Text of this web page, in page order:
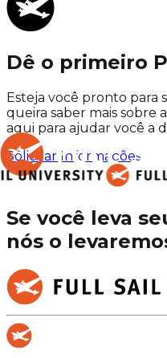
Dê o primeiro
Esteja você pronto para
queira saber mais sobre a
aqui para ajudar você a
Solicitar Informações
Se você leva
nós o